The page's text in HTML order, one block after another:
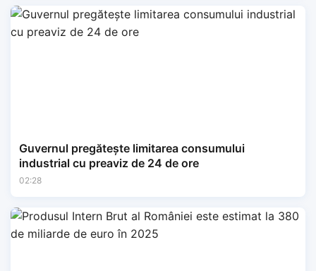
Guvernul pregătește limitarea consumului
industrial cu preaviz de 24 de ore
02:28